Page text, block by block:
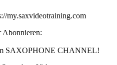
my.saxvideotraining.com
Abonnieren:
SAXOPHONE CHANNEL!